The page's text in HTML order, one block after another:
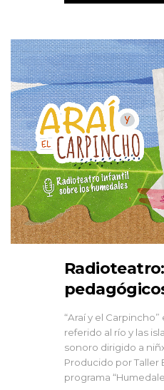
“Araí y el
referido al río y las
sonoro dirigido a
Producido por Taller
programa